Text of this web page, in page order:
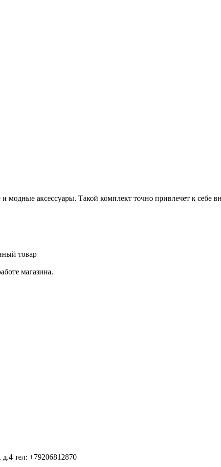
аксессуары. Такой комплект точно привлечет к себе
товар
магазина.
д.4 тел: +79206812870